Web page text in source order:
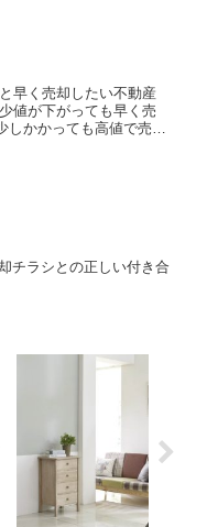
早く売却したい不動産
値が下がっても早く売
しかかっても高値で売却
チラシとの正しい付き合